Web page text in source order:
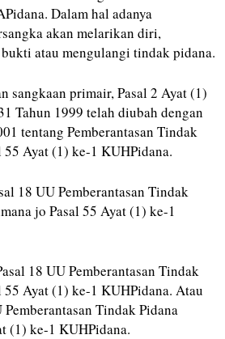
Dalam hal adanya
akan melarikan diri,
atau mengulangi tindak pidana.
sangkaan primair, Pasal 2 Ayat (1)
Tahun 1999 telah diubah dengan
tentang Pemberantasan Tindak
Ayat (1) ke-1 KUHPidana.
18 UU Pemberantasan Tindak
jo Pasal 55 Ayat (1) ke-1
18 UU Pemberantasan Tindak
55 Ayat (1) ke-1 KUHPidana. Atau
Tindak Pidana
(1) ke-1 KUHPidana.